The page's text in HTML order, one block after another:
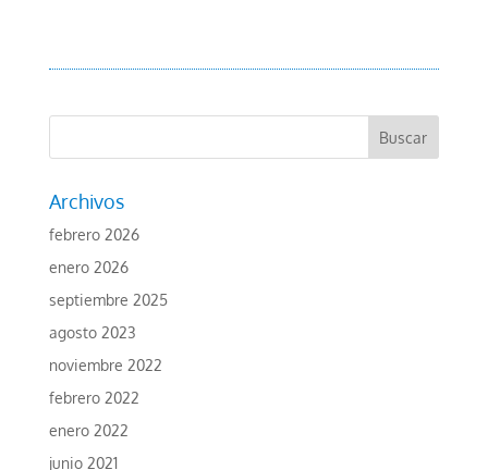
Archivos
febrero 2026
enero 2026
septiembre 2025
agosto 2023
noviembre 2022
febrero 2022
enero 2022
junio 2021